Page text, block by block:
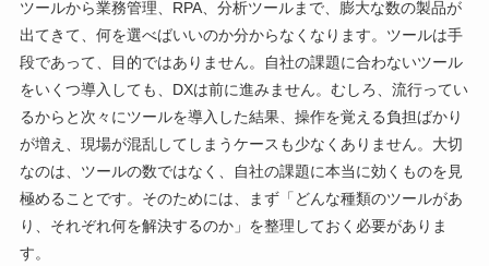
ツールから業務管理、RPA、分析ツールまで、膨大な数の製品が
出てきて、何を選べばいいのか分からなくなります。ツールは手
段であって、目的ではありません。自社の課題に合わないツール
をいくつ導入しても、DXは前に進みません。むしろ、流行ってい
るからと次々にツールを導入した結果、操作を覚える負担ばかり
が増え、現場が混乱してしまうケースも少なくありません。大切
なのは、ツールの数ではなく、自社の課題に本当に効くものを見
極めることです。そのためには、まず「どんな種類のツールがあ
り、それぞれ何を解決するのか」を整理しておく必要がありま
す。